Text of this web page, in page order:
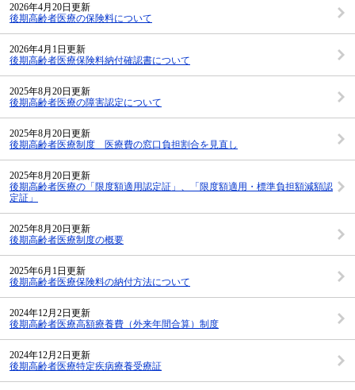
2026年4月20日更新
後期高齢者医療の保険料について
2026年4月1日更新
後期高齢者医療保険料納付確認書について
2025年8月20日更新
後期高齢者医療の障害認定について
2025年8月20日更新
後期高齢者医療制度 医療費の窓口負担割合を見直し
2025年8月20日更新
後期高齢者医療の「限度額適用認定証」、「限度額適用・標準負担額減額認
定証」
2025年8月20日更新
後期高齢者医療制度の概要
2025年6月1日更新
後期高齢者医療保険料の納付方法について
2024年12月2日更新
後期高齢者医療高額療養費（外来年間合算）制度
2024年12月2日更新
後期高齢者医療特定疾病療養受療証